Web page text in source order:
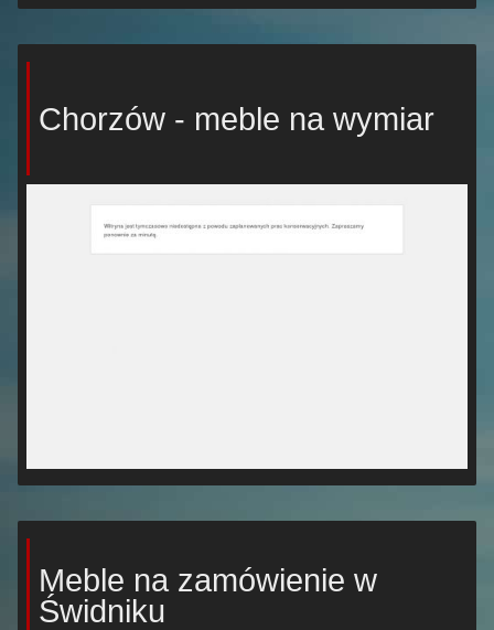
Chorzów - meble na wymiar
Meble na zamówienie w
Świdniku